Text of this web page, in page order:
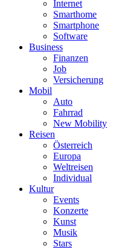
Internet
Smarthome
Smartphone
Software
Business
Finanzen
Job
Versicherung
Mobil
Auto
Fahrrad
New Mobility
Reisen
Österreich
Europa
Weltreisen
Individual
Kultur
Events
Konzerte
Kunst
Musik
Stars